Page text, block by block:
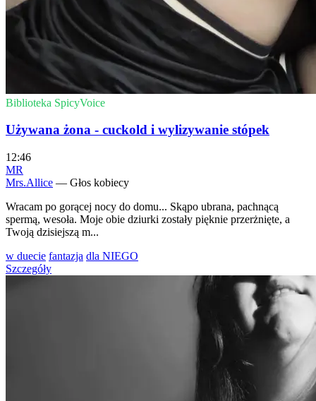
Biblioteka SpicyVoice
Używana żona - cuckold i wylizywanie stópek
12:46
MR
Mrs.Allice — Głos kobiecy
Wracam po gorącej nocy do domu... Skąpo ubrana, pachnącą
spermą, wesoła. Moje obie dziurki zostały pięknie przerżnięte, a
Twoją dzisiejszą m...
w duecie fantazja dla NIEGO
Szczegóły